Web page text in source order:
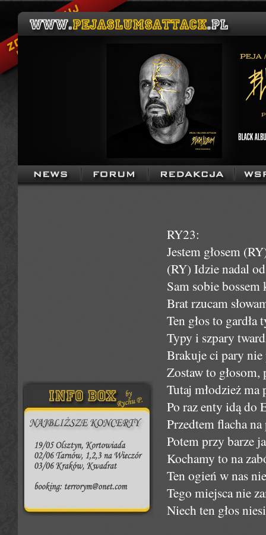
RY23:
Jestem głosem
(RY) Idzie nadal
Sam sobie
Brat rzucam
Ten głos to gardła
Typy i szpary
Brakuje ci pary nie
Zostaw to
Tutaj młodzież ma
Po raz enty idą do
Przedtem flacha na
Potem przy barze
Kochamy to na
Ten ogień w nas
Tego miejsca nie
Niech ten głos